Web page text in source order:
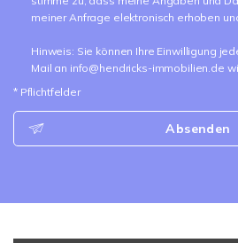
meiner Anfrage elektronisch erhoben
Hinweis: Sie können Ihre Einwilligung
Mail an info@hendricks-immobilien.de
* Pflichtfelder
Absenden